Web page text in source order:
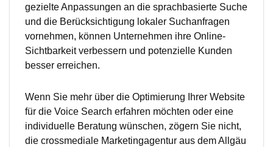
gezielte Anpassungen an die sprachbasierte Suche
und die Berücksichtigung lokaler Suchanfragen
vornehmen, können Unternehmen ihre Online-
Sichtbarkeit verbessern und potenzielle Kunden
besser erreichen.
Wenn Sie mehr über die Optimierung Ihrer Website
für die Voice Search erfahren möchten oder eine
individuelle Beratung wünschen, zögern Sie nicht,
die crossmediale Marketingagentur aus dem Allgäu